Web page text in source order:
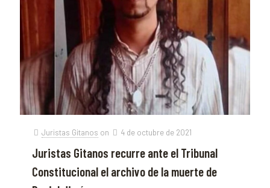
Juristas Gitanos on 4 de octubre de 2021
Juristas Gitanos recurre ante el Tribunal
Constitucional el archivo de la muerte de